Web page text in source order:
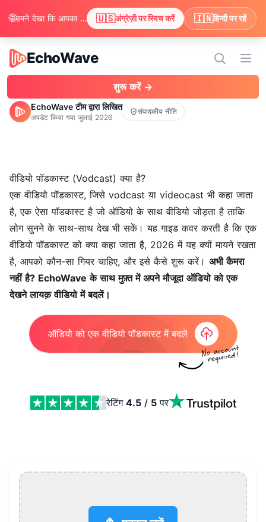
EchoWave
EchoWave
मेन्यू
शुरू करें →
EchoWave टीम द्वारा लिखित
अपडेट किया गया जुलाई 2026
संपादकीय नीति
वीडियो पॉडकास्ट (Vodcast) क्या है?
एक वीडियो पॉडकास्ट, जिसे vodcast या videocast भी कहा जाता
है, एक ऐसा पॉडकास्ट है जो ऑडियो के साथ वीडियो जोड़ता है ताकि
लोग सुनने के साथ-साथ देख भी सकें। यह गाइड कवर करती है कि एक
वीडियो पॉडकास्ट को क्या कहा जाता है, 2026 में यह क्यों मायने रखता
है, आपको कौन-सा गियर चाहिए, और इसे कैसे शुरू करें। अभी कैमरा
नहीं है? EchoWave के साथ मुफ़्त में अपने मौजूदा ऑडियो को एक
देखने लायक़ वीडियो में बदलें।
ऑडियो को एक वीडियो पॉडकास्ट में बदलें
रेटिंग 4.5 / 5 पर
🌐 हमने देखा कि आपका ब्राउज़र अंग्रेज़ी पसंद करता है। क्या आप अंग्रेज़ी में सामग्री देखने के लिए स्विच करना चाहेंगे? 🇺🇸अंग्रेज़ी पर स्विच करें 🇮🇳हिन्दी पर रहें